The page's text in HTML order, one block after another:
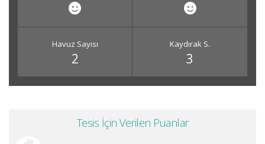
Havuz Sayısı
2
Kaydırak S.
3
Tesis İçin Verilen Puanlar